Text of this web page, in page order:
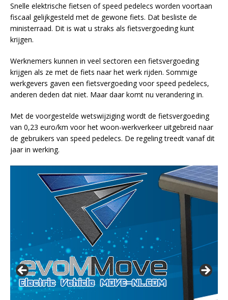
Snelle elektrische fietsen of speed pedelecs worden voortaan
fiscaal gelijkgesteld met de gewone fiets. Dat besliste de
ministerraad. Dit is wat u straks als fietsvergoeding kunt
krijgen.
Werknemers kunnen in veel sectoren een fietsvergoeding
krijgen als ze met de fiets naar het werk rijden. Sommige
werkgevers gaven een fietsvergoeding voor speed pedelecs,
anderen deden dat niet. Maar daar komt nu verandering in.
Met de voorgestelde wetswijziging wordt de fietsvergoeding
van 0,23 euro/km voor het woon-werkverkeer uitgebreid naar
de gebruikers van speed pedelecs. De regeling treedt vanaf dit
jaar in werking.